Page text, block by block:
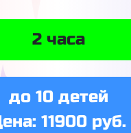
2 часа
до 10 детей
11900 руб.